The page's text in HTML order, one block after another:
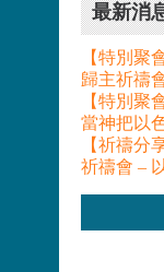
最新消
【特別聚
歸主祈禱
【特別聚
當神把以
【祈禱分
祈禱會 –